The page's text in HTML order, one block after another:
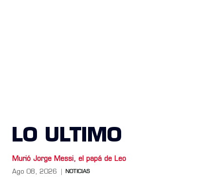
LO ULTIMO
Murió Jorge Messi, el papá de Leo
Ago 08, 2026 NOTICIAS